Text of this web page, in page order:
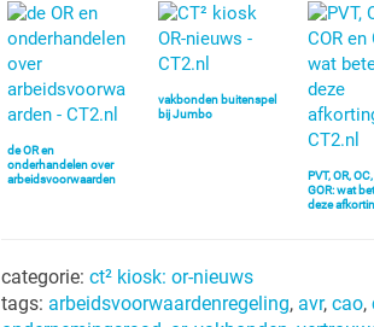
de OR en
onderhandelen over
arbeidsvoorwaarden
vakbonden buitenspel
bij Jumbo
PVT, OR,
GOR: wat
deze
categorie: ct² kiosk: or-nieuws
tags: arbeidsvoorwaardenregeling, avr, cao,